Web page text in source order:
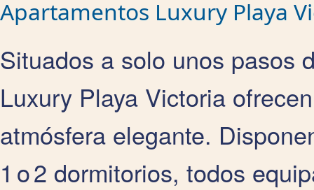
Apartamentos Luxury Playa
Situados a solo unos pasos
Luxury Playa Victoria
atmósfera elegante.
1 o 2 dormitorios, todos